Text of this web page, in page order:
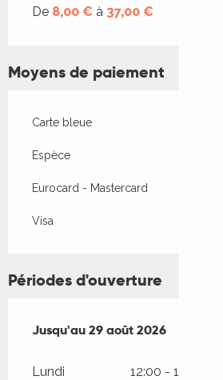
De 8,00 € à 37,00 €
Moyens de paiement
Carte bleue
Espèce
Eurocard - Mastercard
Visa
Périodes d'ouverture
Du13 juillet 2026au29 août 2026
Jusqu'au29 août 2026
Lundi 12:00 - 15:00